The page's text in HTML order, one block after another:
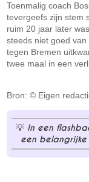
Toenmalig coach
tevergeefs zijn stem
ruim 20 jaar later
steeds niet goed
tegen Bremen
twee maal in een
Bron: © Eigen
In een
een